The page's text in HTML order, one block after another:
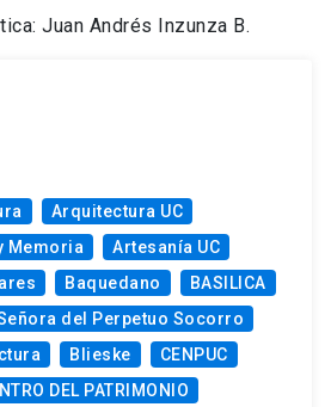
Juan Andrés Inzunza B.
Arquitectura UC
Memoria
Artesanía UC
Baquedano
BASILICA
del Perpetuo Socorro
Blieske
CENPUC
DEL PATRIMONIO